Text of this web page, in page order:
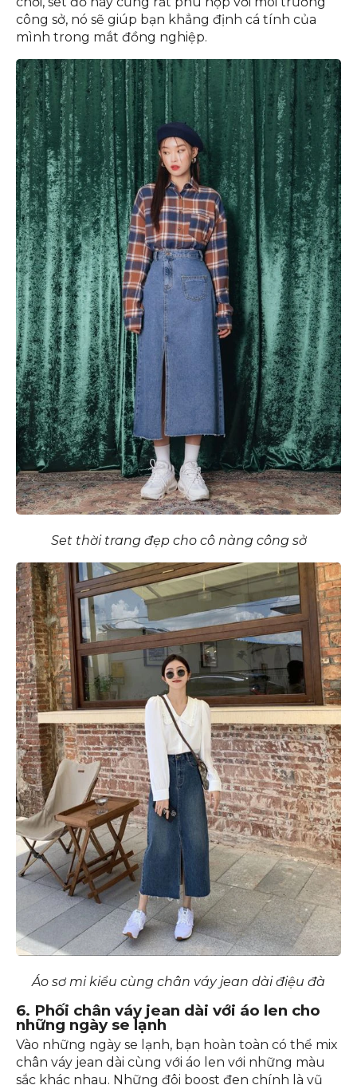
công sở, nó sẽ giúp bạn khẳng định cá tính của
mình trong mắt đồng nghiệp.
Set thời trang đẹp cho cô nàng công sở
Áo sơ mi kiểu cùng chân váy jean dài điệu đà
6. Phối chân váy jean dài với áo len cho
những ngày se lạnh
Vào những ngày se lạnh, bạn hoàn toàn có thể mix
chân váy jean dài cùng với áo len với những màu
sắc khác nhau. Những đôi boost đen chính là vũ